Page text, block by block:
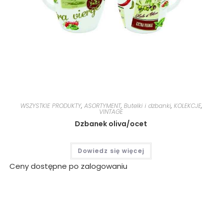
WSZYSTKIE PRODUKTY, ASORTYMENT, Butelki i dzbanki, KOLEKCJE,
VINTAGE
Dzbanek oliva/ocet
Dowiedz się więcej
Ceny dostępne po zalogowaniu